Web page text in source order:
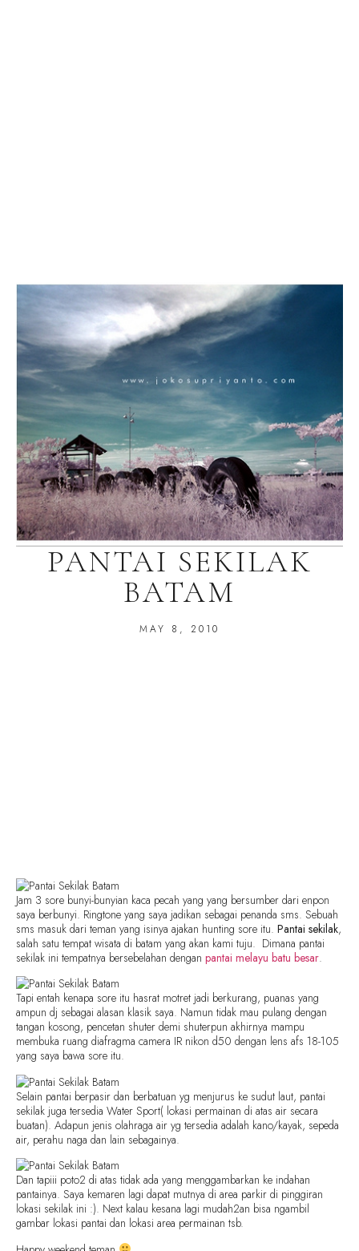
PANTAI SEKILAK
BATAM
MAY 8, 2010
Jam 3 sore bunyi-bunyian kaca pecah yang yang bersumber dari enpon
saya berbunyi. Ringtone yang saya jadikan sebagai penanda sms. Sebuah
sms masuk dari teman yang isinya ajakan hunting sore itu. Pantai sekilak,
salah satu tempat wisata di batam yang akan kami tuju. Dimana pantai
sekilak ini tempatnya bersebelahan dengan pantai melayu batu besar.
Tapi entah kenapa sore itu hasrat motret jadi berkurang, puanas yang
ampun dj sebagai alasan klasik saya. Namun tidak mau pulang dengan
tangan kosong, pencetan shuter demi shuterpun akhirnya mampu
membuka ruang diafragma camera IR nikon d50 dengan lens afs 18-105
yang saya bawa sore itu.
Selain pantai berpasir dan berbatuan yg menjurus ke sudut laut, pantai
sekilak juga tersedia Water Sport( lokasi permainan di atas air secara
buatan). Adapun jenis olahraga air yg tersedia adalah kano/kayak, sepeda
air, perahu naga dan lain sebagainya.
Dan tapiii poto2 di atas tidak ada yang menggambarkan ke indahan
pantainya. Saya kemaren lagi dapat mutnya di area parkir di pinggiran
lokasi sekilak ini :). Next kalau kesana lagi mudah2an bisa ngambil
gambar lokasi pantai dan lokasi area permainan tsb.